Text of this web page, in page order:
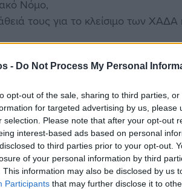
- Do Not Process My Personal
opt-out of the sale, sharing to third parties,
for targeted advertising by us, please
selection. Please note that after your opt-out
interest-based ads based on personal
to third parties prior to your opt-out.
of your personal information by third
This information may also be disclosed by us
Participants that may further disclose it to
Νόμο,
τους για το κλείσιμο των ΧΑΔΑ
η οποία έχει
στο Αιγαίο,
κτιρίων της ΑΔΑ κατά 320.000€
της Ηλεκτρονικής
για τους μετανάστες στο
Πηγών Ενέργειας (ΑΠΕ),
ενδιαφέροντος,
1.300 κληροδοτημάτων που